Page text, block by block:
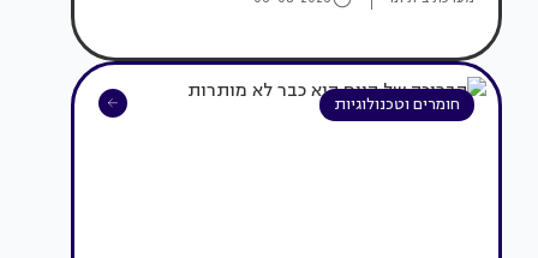
חומרים וטכנולוגיות